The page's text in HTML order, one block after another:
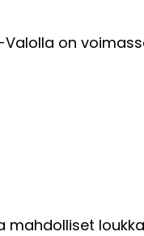
on
mahdolliset